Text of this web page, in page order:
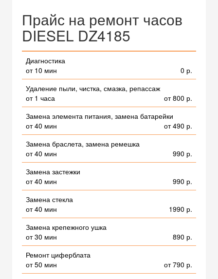
Прайс на ремонт часов
DIESEL DZ4185
Диагностика
от 10 мин
0 р.
Удаление пыли, чистка, смазка, репассаж
от 1 часа
от 800 р.
Замена элемента питания, замена батарейки
от 40 мин
от 490 р.
Замена браслета, замена ремешка
от 40 мин
990 р.
Замена застежки
от 40 мин
990 р.
Замена стекла
от 40 мин
1990 р.
Замена крепежного ушка
от 30 мин
890 р.
Ремонт циферблата
от 50 мин
от 790 р.